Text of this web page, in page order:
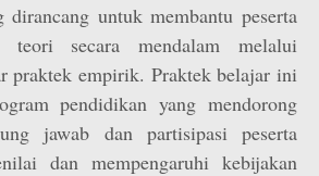
dirancang untuk membantu peserta
teori secara mendalam melalui
praktek empirik. Praktek belajar ini
pendidikan yang mendorong
jawab dan partisipasi peserta
dan mempengaruhi kebijakan